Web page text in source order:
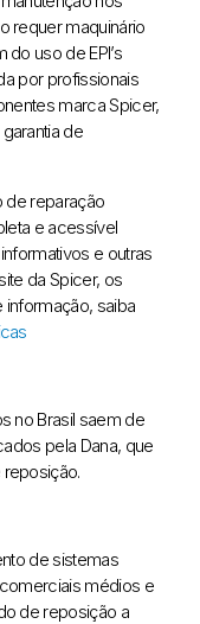
requer maquinário
uso de EPI’s
por profissionais
marca Spicer,
de
de reparação
e acessível
e outras
da Spicer, os
saiba
no Brasil saem de
pela Dana, que
de sistemas
médios e
de reposição a